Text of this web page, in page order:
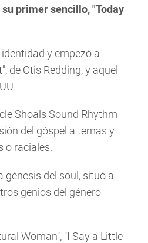
primer sencillo, "Today
y empezó a
de Otis Redding, y aquel
Shoals Sound Rhythm
del góspel a temas y
o raciales.
génesis del soul, situó a
genios del género
Woman", "I Say a Little